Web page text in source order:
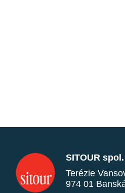
SITOUR
Terézie
974 01